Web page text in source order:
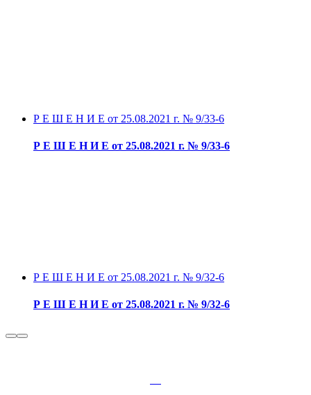
Р Е Ш Е Н И Е от 25.08.2021 г. № 9/33-6
Р Е Ш Е Н И Е от 25.08.2021 г. № 9/33-6
Р Е Ш Е Н И Е от 25.08.2021 г. № 9/32-6
Р Е Ш Е Н И Е от 25.08.2021 г. № 9/32-6